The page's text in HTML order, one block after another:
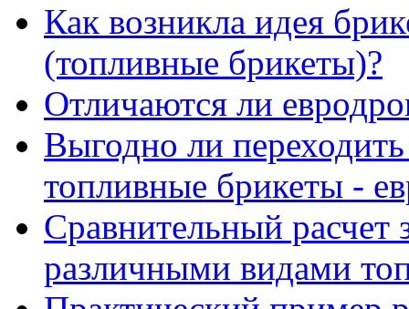
Как возникла идея
(топливные брикеты)?
Отличаются ли
Выгодно ли
топливные брикеты -
Сравнительный расчет
различными видами